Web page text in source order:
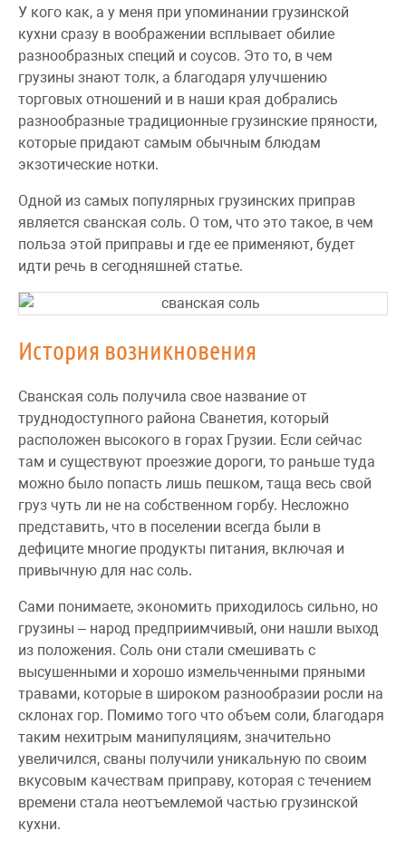
У кого как, а у меня при упоминании грузинской
кухни сразу в воображении всплывает обилие
разнообразных специй и соусов. Это то, в чем
грузины знают толк, а благодаря улучшению
торговых отношений и в наши края добрались
разнообразные традиционные грузинские пряности,
которые придают самым обычным блюдам
экзотические нотки.
Одной из самых популярных грузинских приправ
является сванская соль. О том, что это такое, в чем
польза этой приправы и где ее применяют, будет
идти речь в сегодняшней статье.
История возникновения
Сванская соль получила свое название от
труднодоступного района Сванетия, который
расположен высокого в горах Грузии. Если сейчас
там и существуют проезжие дороги, то раньше туда
можно было попасть лишь пешком, таща весь свой
груз чуть ли не на собственном горбу. Несложно
представить, что в поселении всегда были в
дефиците многие продукты питания, включая и
привычную для нас соль.
Сами понимаете, экономить приходилось сильно, но
грузины – народ предприимчивый, они нашли выход
из положения. Соль они стали смешивать с
высушенными и хорошо измельченными пряными
травами, которые в широком разнообразии росли на
склонах гор. Помимо того что объем соли, благодаря
таким нехитрым манипуляциям, значительно
увеличился, сваны получили уникальную по своим
вкусовым качествам приправу, которая с течением
времени стала неотъемлемой частью грузинской
кухни.